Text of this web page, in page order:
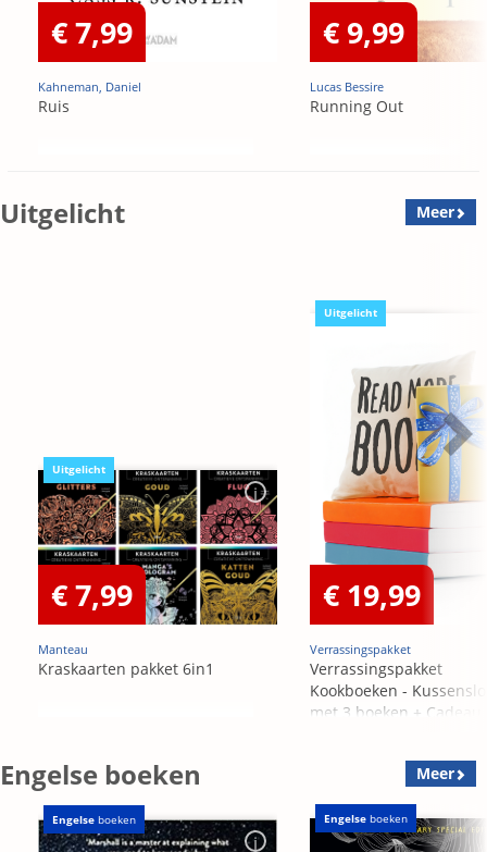
€ 7,99
Kahneman, Daniel
Ruis
€ 9,99
Lucas Bessire
Running Out
Uitgelicht Meer
Uitgelicht
€ 7,99
Manteau
Kraskaarten pakket 6in1
Uitgelicht
€ 19,99
Verrassingspakket
Verrassingspakket
Kookboeken -
met 3 boeken + Cadeau
Engelse boeken Meer
Engelse boeken Engelse boeken